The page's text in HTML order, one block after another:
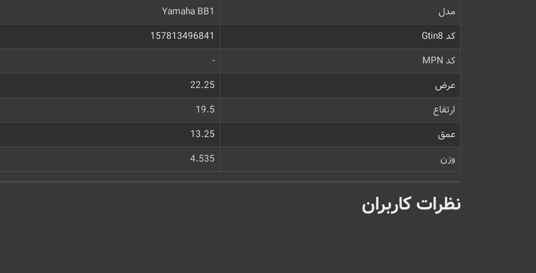
مدل
Yamaha BB1
کد Gtin8
157813496841
کد MPN
-
عرض
22.25
ارتفاع
19.5
عمق
13.25
وزن
4.535
نظرات کاربران